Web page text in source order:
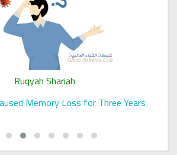
Ruqyah Shariah
Memory Loss for Three Years